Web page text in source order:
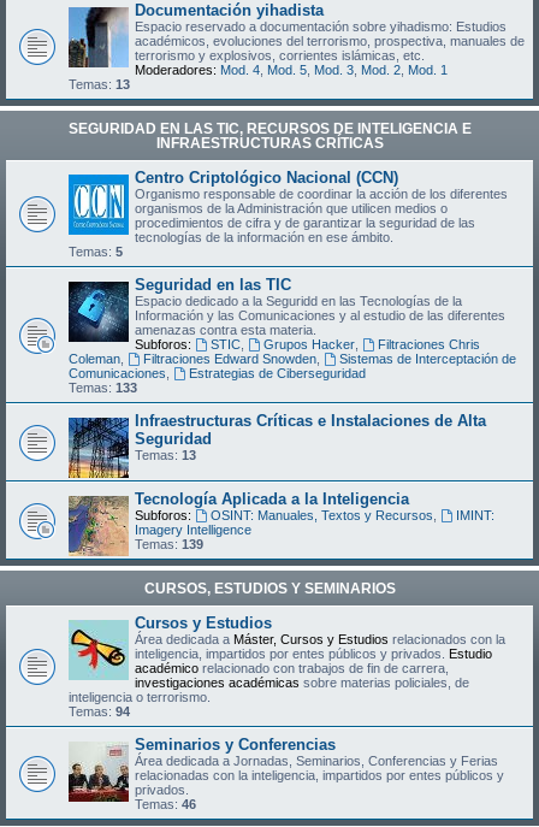
Documentación yihadista
Espacio reservado a documentación sobre yihadismo: Estudios
académicos, evoluciones del terrorismo, prospectiva, manuales de
terrorismo y explosivos, corrientes islámicas, etc.
Moderadores: Mod. 4 Mod. 5 Mod. 3 Mod. 2 Mod. 1
Temas: 13
SEGURIDAD EN LAS TIC, RECURSOS DE INTELIGENCIA E
INFRAESTRUCTURAS CRÍTICAS
Centro Criptológico Nacional (CCN)
Organismo responsable de coordinar la acción de los diferentes
organismos de la Administración que utilicen medios o
procedimientos de cifra y de garantizar la seguridad de las
tecnologías de la información en ese ámbito.
Temas: 5
Seguridad en las TIC
Espacio dedicado a la Seguridd en las Tecnologías de la
Información y las Comunicaciones y al estudio de las diferentes
amenazas contra esta materia.
Subforos:
STIC, Grupos Hacker,
Filtraciones Chris
Coleman
Filtraciones Edward Snowden,
Sistemas de Interceptación de
Comunicaciones
Estrategias de Ciberseguridad
Temas: 133
Infraestructuras Críticas e Instalaciones de Alta
Seguridad
Temas: 13
Tecnología Aplicada a la Inteligencia
Subforos: OSINT: Manuales, Textos y Recursos
IMINT:
Imagery Intelligence
Temas: 139
CURSOS, ESTUDIOS Y SEMINARIOS
Cursos y Estudios
Área dedicada a Máster, Cursos y Estudios relacionados con la
inteligencia, impartidos por entes públicos y privados. Estudio
académico relacionado con trabajos de fin de carrera,
investigaciones académicas sobre materias policiales, de
inteligencia o terrorismo.
Temas: 94
Seminarios y Conferencias
Área dedicada a Jornadas, Seminarios, Conferencias y Ferias
relacionadas con la inteligencia, impartidos por entes públicos y
privados.
Temas: 46